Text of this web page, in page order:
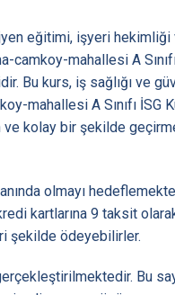
eğitimi, işyeri hekimliği
camkoy-mahallesi A
Bu kurs, iş sağlığı ve
mahallesi A Sınıfı İSG
ve kolay bir şekilde
olmayı
kartlarına 9 taksit
şekilde ödeyebilirler.
Bu